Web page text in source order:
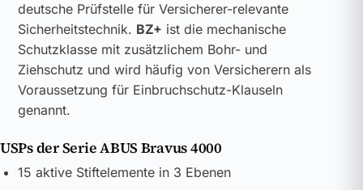
deutsche Prüfstelle für Versicherer-relevante
Sicherheitstechnik. BZ+ ist die mechanische
Schutzklasse mit zusätzlichem Bohr- und
Ziehschutz und wird häufig von Versicherern als
Voraussetzung für Einbruchschutz-Klauseln
genannt.
USPs der Serie ABUS Bravus 4000
15 aktive Stiftelemente in 3 Ebenen